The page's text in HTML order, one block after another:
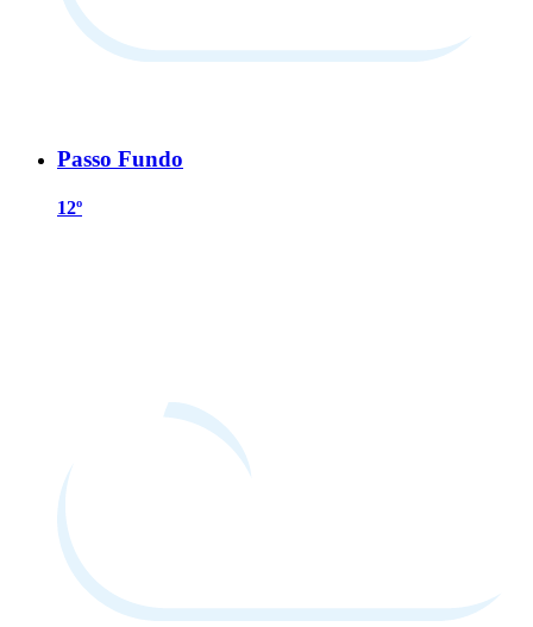
Passo Fundo
12º